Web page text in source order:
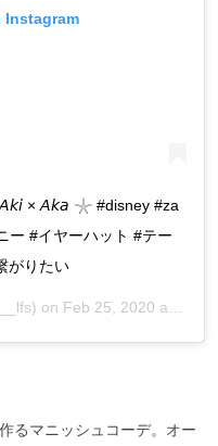
𝘈𝘬𝘪 × 𝘈𝘬𝘢 𓇼 #disney #za
ー #イヤーハット #テー
がりたい
on Feb 25, 2020 at 8:40pm PST
るマニッシュコーデ。オー